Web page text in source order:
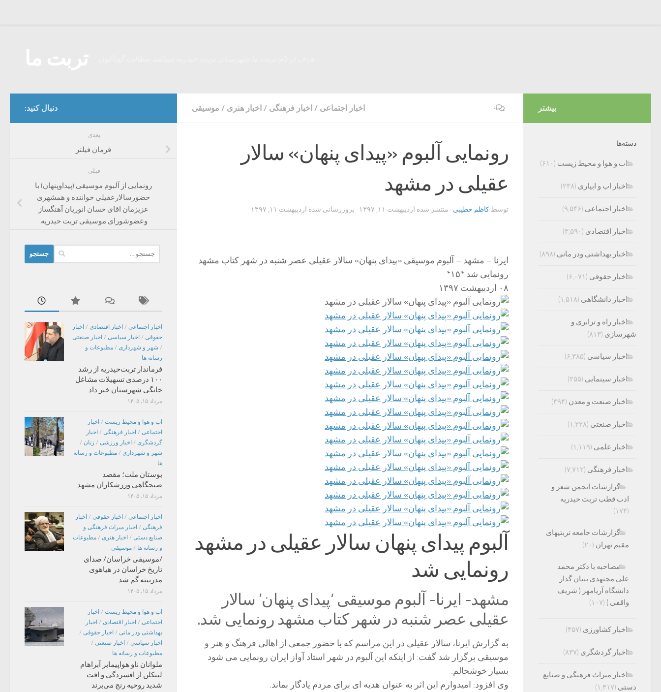
اخبار اجتماعی / اخبار فرهنگی / اخبار هنری / موسیقی ۰
رونمایی آلبوم «پیدای پنهان» سالار
عقیلی در مشهد
توسط کاظم خطیبی · منتشر شده اردیبهشت ۱۱, ۱۳۹۷ · بروزرسانی شده اردیبهشت ۱۱, ۱۳۹۷
ایرنا – مشهد – آلبوم موسیقی «پیدای پنهان» سالار عقیلی عصر شنبه در شهر کتاب مشهد
رونمایی شد.*۱۵*
۰۸ اردیبهشت ۱۳۹۷
آلبوم پیدای پنهان سالار عقیلی در مشهد
رونمایی شد
مشهد- ایرنا- آلبوم موسیقی ‘پیدای پنهان’ سالار
عقیلی عصر شنبه در شهر کتاب مشهد رونمایی شد.
به گزارش ایرنا، سالار عقیلی در این مراسم که با حضور جمعی از اهالی فرهنگ و هنر و
موسیقی برگزار شد گفت: از اینکه این آلبوم در شهر استاد آواز ایران رونمایی می شود
بسیار خوشحالم.
وی افزود: امیدوارم این اثر به عنوان هدیه ای برای مردم یادگار بماند.
دنبال کنید:
بعدی
فرمان فیلتر
قبلی
رونمایی از آلبوم موسیقی (پیداوپنهان) با
حضورسالارعقیلی خواننده و همشهری
عزیزمان اقای حسان انوریان آهنگساز
وعضوشورای موسیقی تربت حیدریه.
برای:
اخبار اجتماعی / اخبار اقتصادی / اخبار
حقوقی / اخبار سیاسی / اخبار صنعتی
/ شهر و شهرداری / مطبوعات و
رسانه ها
فرماندار تربت‌حیدریه از رشد
۱۰۰ درصدی تسهیلات مشاغل
خانگی شهرستان خبر داد
مرداد ۱۵, ۱۴۰۵
اب و هوا و محیط زیست / اخبار
اجتماعی / اخبار فرهنگی / اخبار
گردشگری / اخبار ورزشی / زنان /
شهر و شهرداری / مطبوعات و رسانه
ها
بوستان ملت؛ مقصد
صبحگاهی ورزشکاران مشهد
مرداد ۱۵, ۱۴۰۵
اخبار اجتماعی / اخبار حقوقی / اخبار
فرهنگی / اخبار میراث فرهنگی و
صنایع دستی / اخبار هنری / مطبوعات
و رسانه ها / موسیقی
/موسیقی خراسان/ صدای
تاریخ خراسان در هیاهوی
مدرنیته گم شد
مرداد ۱۵, ۱۴۰۵
اب و هوا و محیط زیست / اخبار
اجتماعی / اخبار اقتصادی / اخبار
بهداشتی ودر مانی / اخبار حقوقی /
اخبار سیاسی / اخبار صنعتی /
مطبوعات و رسانه ها
ملوانان ناو هواپیمابر آبراهام
لینکلن از افسردگی و افت
شدید روحیه رنج می‌برند
بیشتر
دسته‌ها
اب و هوا و محیط زیست (۶۱۰)
اخبار اب و ابیاری (۲۳۸)
اخبار اجتماعی (۹,۵۴۶)
اخبار اقتصادی (۳,۵۹۰)
اخبار بهداشتی ودر مانی (۸۹۸)
اخبار حقوقی (۶,۰۷۱)
اخبار دانشگاهی (۱,۵۱۸)
اخبار راه و ترابری و
شهرسازی (۸۱۳)
اخبار سیاسی (۶,۳۸۵)
اخبار سینمایی (۲۵۵)
اخبار صنعت و معدن (۴۹۴)
اخبار صنعتی (۱,۲۲۸)
اخبار علمی (۱,۱۱۹)
اخبار فرهنگی (۷,۷۱۲)
گزارشات انجمن شعر و
ادب قطب تربت حیدریه
(۱۷۴)
گزارشات جامعه تربتیهای
مقیم تهران (۲۰)
مصاحبه با دکتر محمد
علی مجتهدی بنیان گذار
دانشگاه آریامهر ( شریف
واقفی ) (۱۰۷)
اخبار کشاورزی (۴۵۷)
اخبار گردشگری (۸۳۷)
اخبار میراث فرهنگی و صنایع
دستی (۱,۴۱۷)